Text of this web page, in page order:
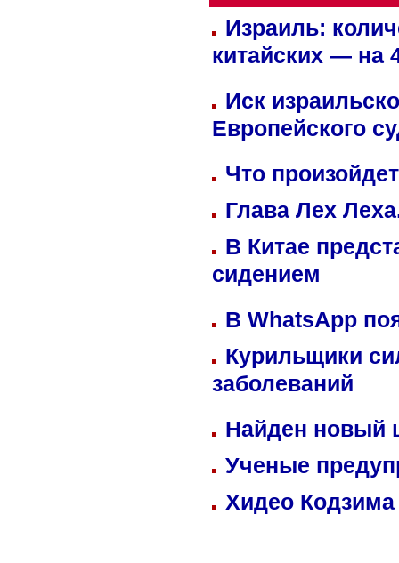
Израиль:
китайских — на
Иск
Европейского
Что
Глава Лех
В Китае
сидением
В WhatsApp
Курильщики
заболеваний
Найден
Ученые
Хидео